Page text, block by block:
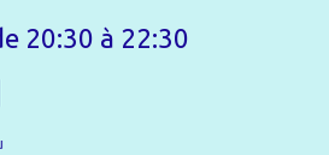
20:30 à 22:30